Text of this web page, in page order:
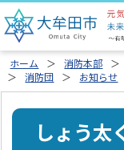
ホーム 消防本部
消防団
お知らせ
しょう太